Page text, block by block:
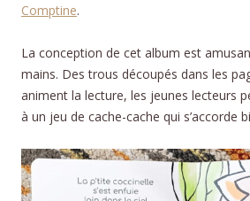
Comptine.
La conception de cet album est
mains. Des trous découpés dans les
animent la lecture, les jeunes lecteurs
à un jeu de cache-cache qui s’accorde